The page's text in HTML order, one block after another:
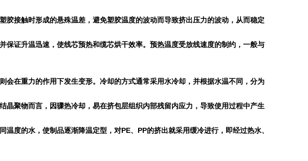
胶接触时形成的悬殊温差，避免塑胶温度的波动而导致挤出压力的波动，从而稳定
保证升温迅速，使线芯预热和缆芯烘干效率。预热温度受放线速度的制约，一般与
会在重力的作用下发生变形。冷却的方式通常采用水冷却，并根据水温不同，分为
晶聚物而言，因骤热冷却，易在挤包层组织内部残留内应力，导致使用过程中产生
温度的水，使制品逐渐降温定型，对PE、 PP的挤出就采用缓冷进行，即经过热水、